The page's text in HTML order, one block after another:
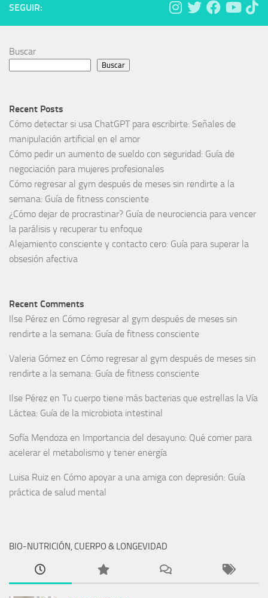
SEGUIR:
Buscar
Buscar
Recent Posts
Cómo detectar si usa ChatGPT para escribirte: Señales de
manipulación artificial en el amor
Cómo pedir un aumento de sueldo con seguridad: Guía de
negociación para mujeres profesionales
Cómo regresar al gym después de meses sin rendirte a la
semana: Guía de fitness consciente
¿Cómo dejar de procrastinar? Guía de neurociencia para vencer
la parálisis y recuperar tu enfoque
Alejamiento consciente y contacto cero: Guía para superar la
obsesión afectiva
Recent Comments
Ilse Pérez en Cómo regresar al gym después de meses sin
rendirte a la semana: Guía de fitness consciente
Valeria Gómez en Cómo regresar al gym después de meses sin
rendirte a la semana: Guía de fitness consciente
Ilse Pérez en Tu cuerpo tiene más bacterias que estrellas la Vía
Láctea: Guía de la microbiota intestinal
Sofía Mendoza en Importancia del desayuno: Qué comer para
acelerar el metabolismo y tener energía
Luisa Ruiz en Cómo apoyar a una amiga con depresión: Guía
práctica de salud mental
BIO-NUTRICIÓN, CUERPO & LONGEVIDAD